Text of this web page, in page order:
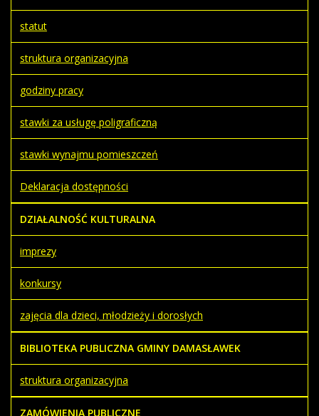
statut
struktura organizacyjna
godziny pracy
stawki za usługę poligraficzną
stawki wynajmu pomieszczeń
Deklaracja dostępności
DZIAŁALNOŚĆ KULTURALNA
imprezy
konkursy
zajęcia dla dzieci, młodzieży i dorosłych
BIBLIOTEKA PUBLICZNA GMINY DAMASŁAWEK
struktura organizacyjna
ZAMÓWIENIA PUBLICZNE